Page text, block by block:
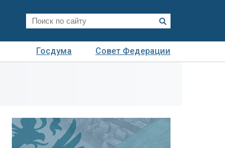
Госдума
Совет Федерации